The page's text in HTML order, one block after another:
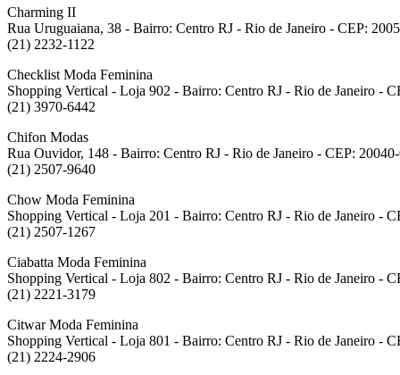
Charming II
Rua Uruguaiana, 38 - Bairro: Centro RJ - Rio de Janeiro - CEP:
(21) 2232-1122
Checklist Moda Feminina
Shopping Vertical - Loja 902 - Bairro: Centro RJ - Rio de Janeiro -
(21) 3970-6442
Chifon Modas
Rua Ouvidor, 148 - Bairro: Centro RJ - Rio de Janeiro - CEP:
(21) 2507-9640
Chow Moda Feminina
Shopping Vertical - Loja 201 - Bairro: Centro RJ - Rio de Janeiro -
(21) 2507-1267
Ciabatta Moda Feminina
Shopping Vertical - Loja 802 - Bairro: Centro RJ - Rio de Janeiro -
(21) 2221-3179
Citwar Moda Feminina
Shopping Vertical - Loja 801 - Bairro: Centro RJ - Rio de Janeiro -
(21) 2224-2906